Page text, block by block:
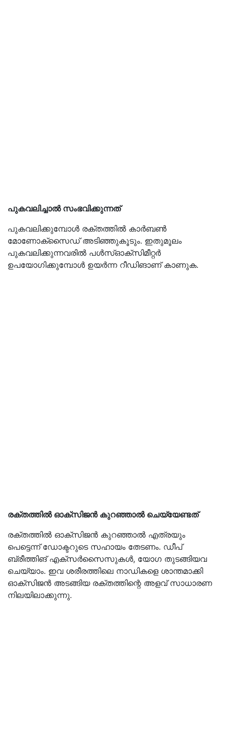
പുകവലിച്ചാൽ സംഭവിക്കുന്നത്
പുകവലിക്കുമ്പോൾ രക്തത്തിൽ കാർബൺ
മോണോക്സൈഡ് അടിഞ്ഞുകൂടും. ഇതുമൂലം
പുകവലിക്കുന്നവരിൽ പൾസ്ഓക്സിമീറ്റർ
ഉപയോഗിക്കുമ്പോൾ ഉയർന്ന റീഡിങാണ് കാണുക.
രക്തത്തിൽ ഓക്സിജൻ കുറഞ്ഞാൽ ചെയ്യേണ്ടത്
രക്തത്തിൽ ഓക്സിജൻ കുറഞ്ഞാൽ എത്രയും
പെട്ടെന്ന് ഡോക്ടറുടെ സഹായം തേടണം. ഡീപ്
ബ്രീത്തിങ് എക്സർസൈസുകൾ, യോഗ തുടങ്ങിയവ
ചെയ്യാം. ഇവ ശരീരത്തിലെ നാഡികളെ ശാന്തമാക്കി
ഓക്സിജൻ അടങ്ങിയ രക്തത്തിന്റെ അളവ് സാധാരണ
നിലയിലാക്കുന്നു.